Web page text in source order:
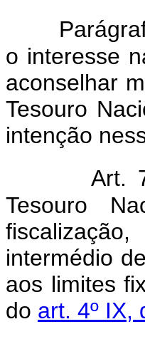
o interesse
aconselhar
Tesouro
intenção
Art.
Tesouro
intermédio
aos limites
do art. 4º IX,